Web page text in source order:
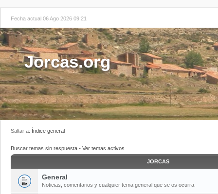
Fecha actual 06 Ago 2026 09:21
Jorcas.org
Saltar a: Índice general
Buscar temas sin respuesta • Ver temas activos
JORCAS
General
Noticias, comentarios y cualquier tema general que se os ocurra.